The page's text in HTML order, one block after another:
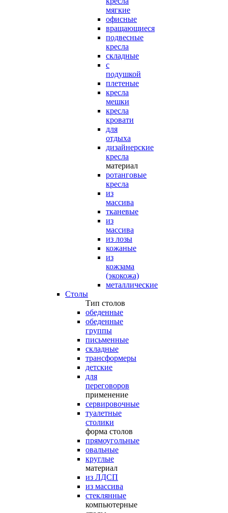
мягкие
офисные
вращающиеся
подвесные
кресла
складные
с
подушкой
плетеные
кресла
мешки
кресла
кровати
для
отдыха
дизайнерские
кресла
материал
ротанговые
кресла
из
массива
тканевые
из
массива
из лозы
кожаные
из
кожзама
(экокожа)
металлические
Столы
Тип столов
обеденные
обеденные
группы
письменные
складные
трансформеры
детские
для
переговоров
применение
сервировочные
туалетные
столики
форма столов
прямоугольные
овальные
круглые
материал
из ЛДСП
из массива
стеклянные
компьютерные